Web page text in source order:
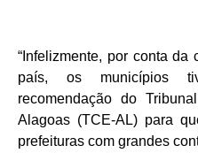
“Infelizmente, por conta
país, os municípios
recomendação do
Alagoas (TCE-AL) para
prefeituras com grandes